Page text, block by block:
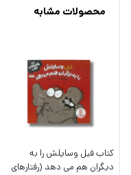
محصولات مشابه
کتاب فیل وسایلش را به
دیگران هم می دهد (رفتارهای